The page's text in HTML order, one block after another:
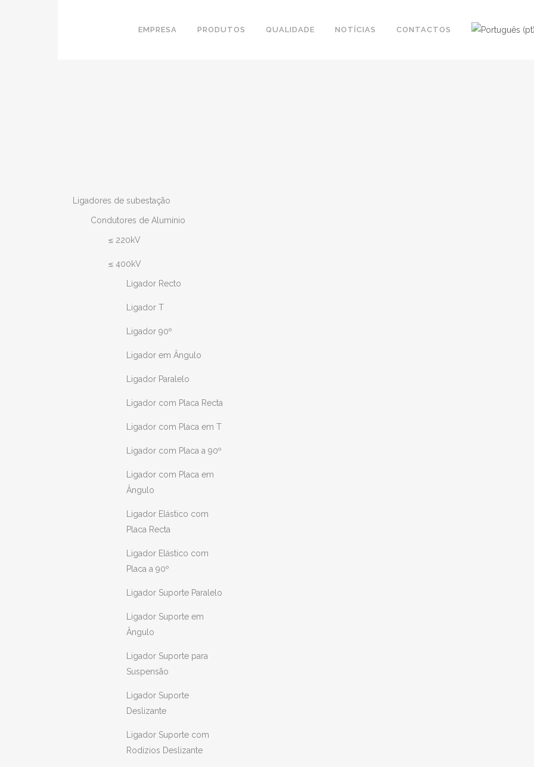
EMPRESA PRODUTOS QUALIDADE NOTÍCIAS CONTACTOS
Ligadores de subestação
Condutores de Alumínio
≤ 220kV
≤ 400kV
Ligador Recto
Ligador T
Ligador 90º
Ligador em Ângulo
Ligador Paralelo
Ligador com Placa Recta
Ligador com Placa em T
Ligador com Placa a 90º
Ligador com Placa em
Ângulo
Ligador Elástico com
Placa Recta
Ligador Elástico com
Placa a 90º
Ligador Suporte Paralelo
Ligador Suporte em
Ângulo
Ligador Suporte para
Suspensão
Ligador Suporte
Deslizante
Ligador Suporte com
Rodízios Deslizante